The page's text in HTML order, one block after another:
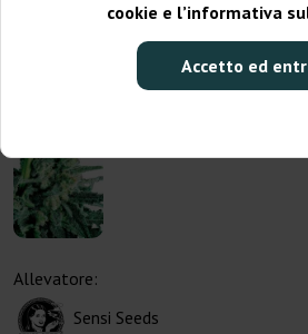
cookie e l’informativa
Accetto ed
Allevatore:
Sensi Seeds